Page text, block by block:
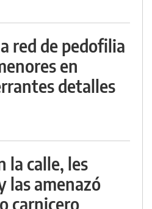
red de pedofilia
en
detalles
la calle, les
las amenazó
carnicero